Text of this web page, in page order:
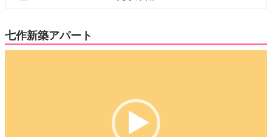
七作新築アパート